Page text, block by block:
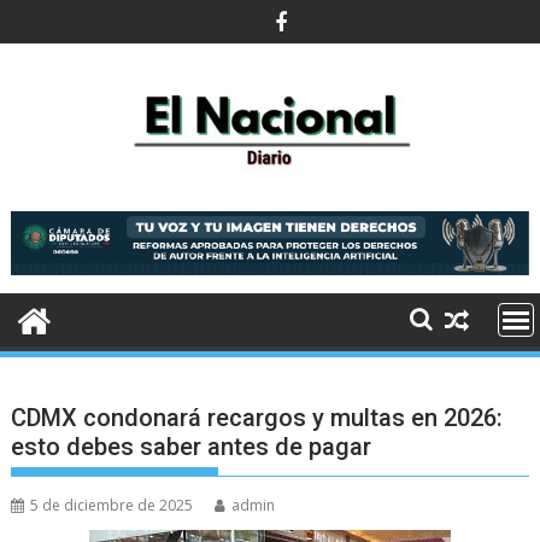
al
CDMX condonará recargos y multas en 2026:
esto debes saber antes de pagar
5 de diciembre de 2025 admin